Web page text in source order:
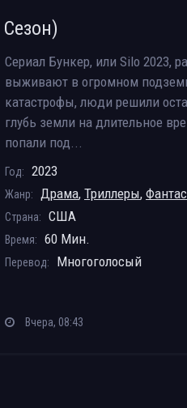
Сериал Бункер, или Silo 2023,
выживают в огромном
катастрофы, люди решили
глубь земли на длительное
попали под...
Год: 2023
Жанр: Драма, Триллеры,
Страна: США
Время: 60 Мин.
Перевод: Многоголосый
Вчера, 08:43